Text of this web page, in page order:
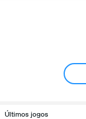
Últimos jogos